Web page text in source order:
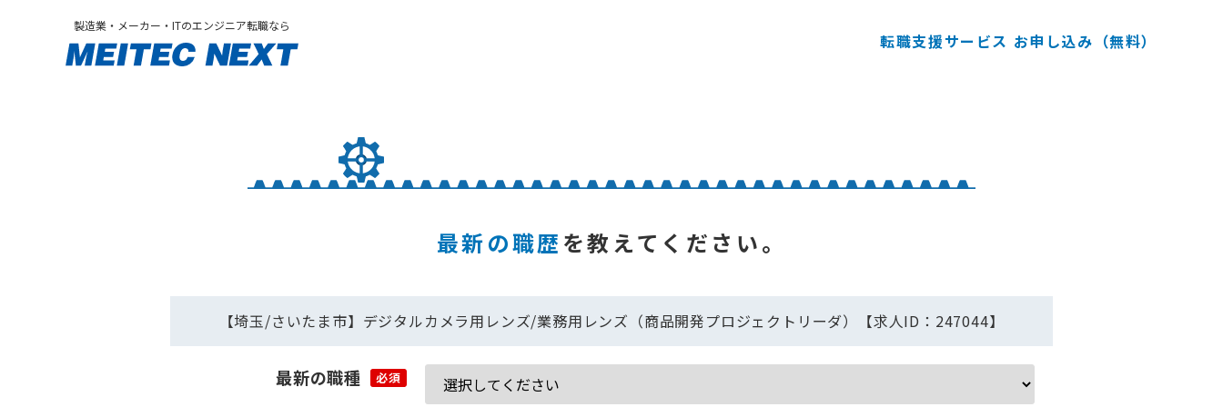
製造業・メーカー・ITのエンジニア転職なら
転職支援サービス お申し込み（無料）
最新の職歴 を教えてください。
【埼玉/さいたま市】デジタルカメラ用レンズ/業務用レンズ（商品開発プロジェクトリーダ）【求人ID：247044】
最新の職種